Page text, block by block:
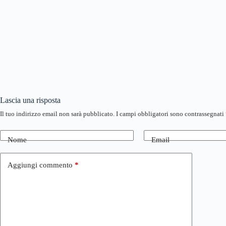
Lascia una risposta
Il tuo indirizzo email non sarà pubblicato. I campi obbligatori sono contrassegnati
Nome Email
Aggiungi commento *